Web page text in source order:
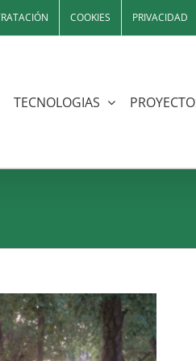
COOKIES PRIVACIDAD
TECNOLOGIAS